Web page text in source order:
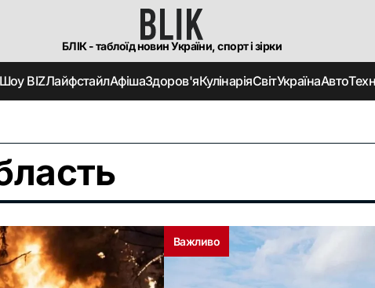
БЛІК - таблоїд новин України, спорт і зірки
BIZЛайфстайлАфішаЗдоров'яКулінаріяСвітУкраїнаАвто
Важливо